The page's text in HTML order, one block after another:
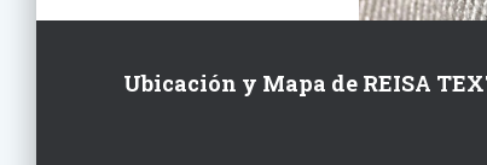
Ubicación y Mapa de REISA